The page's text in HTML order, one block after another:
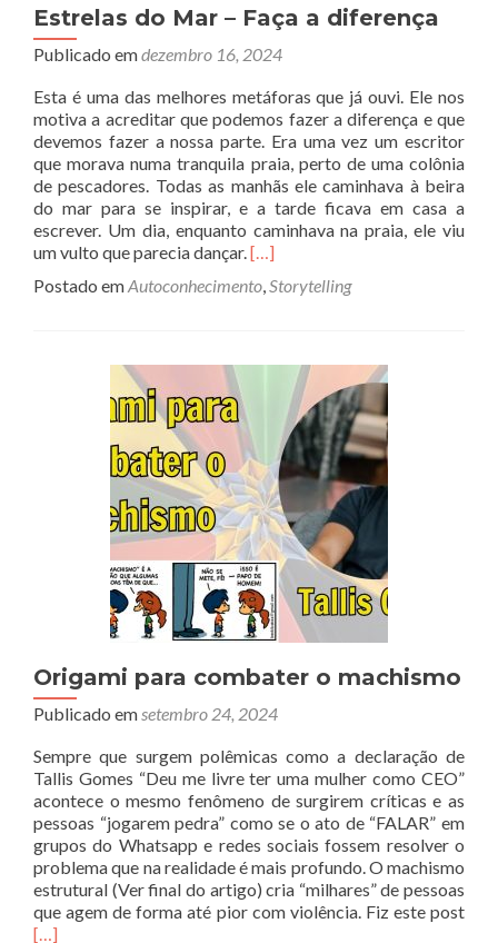
Estrelas do Mar – Faça a diferença
Publicado emdezembro 16, 2024
Esta é uma das melhores metáforas que já ouvi. Ele nos
motiva a acreditar que podemos fazer a diferença e que
devemos fazer a nossa parte. Era uma vez um escritor
que morava numa tranquila praia, perto de uma colônia
de pescadores. Todas as manhãs ele caminhava à beira
do mar para se inspirar, e a tarde ficava em casa a
escrever. Um dia, enquanto caminhava na praia, ele viu
um vulto que parecia dançar.Read
about
Mar
a
diferença
[…]
Postado emAutoconhecimento,Storytelling
Origami para combater o machismo
Publicado emsetembro 24, 2024
Sempre que surgem polêmicas como a declaração de
Tallis Gomes “Deu me livre ter uma mulher como CEO”
acontece o mesmo fenômeno de surgirem críticas e as
pessoas “jogarem pedra” como se o ato de “FALAR” em
grupos do Whatsapp e redes sociais fossem resolver o
problema que na realidade é mais profundo. O machismo
estrutural (Ver final do artigo) cria “milhares” de pessoas
que agem de forma até pior com violência. Fiz este post
[…]